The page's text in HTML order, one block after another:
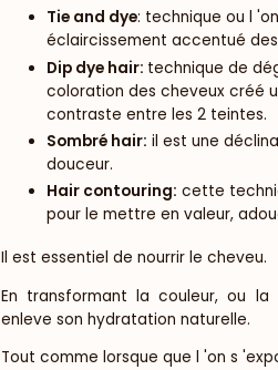
Tie and dye: technique ou l
éclaircissement accentué
Dip dye hair: technique de
coloration des cheveux créé
contraste entre les 2 teintes.
Sombré hair: il est une
douceur.
Hair contouring: cette
pour le mettre en valeur,
Il est essentiel de nourrir le cheveu.
En transformant la couleur, ou
enleve son hydratation naturelle.
Tout comme lorsque que l 'on s